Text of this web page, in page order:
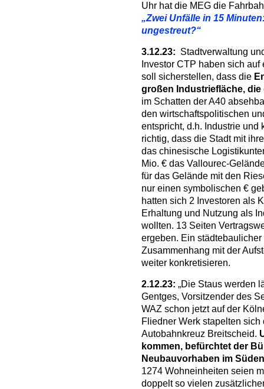
Uhr hat die MEG die
„Zwei Unfälle in 15
ungestreut?“
3.12.23: Stadtverwaltung
Investor CTP haben sich
soll sicherstellen, dass die
großen Industriefläche,
im Schatten der A40
den wirtschaftspolitischen
entspricht, d.h. Industrie
richtig, dass die Stadt mit
das chinesische
Mio. € das Vallourec-
für das Gelände mit den
nur einen symbolischen €
hatten sich 2 Investoren als
Erhaltung und Nutzung als
wollten. 13 Seiten
ergeben. Ein
Zusammenhang mit der
weiter konkretisieren.
2.12.23: „Die Staus werden
Gentges, Vorsitzender des
WAZ schon jetzt auf der
Fliedner Werk stapelten
Autobahnkreuz Breitscheid.
kommen, befürchtet der
Neubauvorhaben im
1274 Wohneinheiten seien
doppelt so vielen